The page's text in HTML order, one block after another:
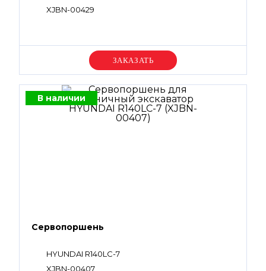
XJBN-00429
Уточняйте цену
В наличии
Сервопоршень
HYUNDAI R140LC-7
XJBN-00407